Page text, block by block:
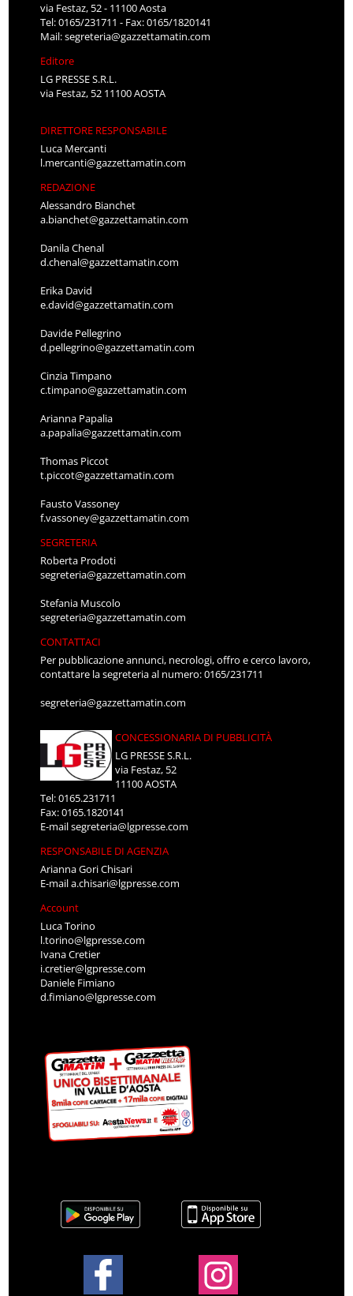
via Festaz, 52 - 11100 Aosta
Tel: 0165/231711 - Fax: 0165/1820141
Mail:segreteria@gazzettamatin.com
Editore
LG PRESSE S.R.L.
via Festaz, 52 11100 AOSTA
DIRETTORE RESPONSABILE
Luca Mercanti
l.mercanti@gazzettamatin.com
REDAZIONE
Alessandro Bianchet
a.bianchet@gazzettamatin.com
Danila Chenal
d.chenal@gazzettamatin.com
Erika David
e.david@gazzettamatin.com
Davide Pellegrino
d.pellegrino@gazzettamatin.com
Cinzia Timpano
c.timpano@gazzettamatin.com
Arianna Papalia
a.papalia@gazzettamatin.com
Thomas Piccot
t.piccot@gazzettamatin.com
Fausto Vassoney
f.vassoney@gazzettamatin.com
SEGRETERIA
Roberta Prodoti
segreteria@gazzettamatin.com
Stefania Muscolo
segreteria@gazzettamatin.com
CONTATTACI
Per pubblicazione annunci, necrologi, offro e cerco lavoro,
contattare la segreteria al numero: 0165/231711
segreteria@gazzettamatin.com
CONCESSIONARIA DI PUBBLICITÀ
LG PRESSE S.R.L.
via Festaz, 52
11100 AOSTA
Tel: 0165.231711
Fax: 0165.1820141
E-mailsegreteria@lgpresse.com
RESPONSABILE DI AGENZIA
Arianna Gori Chisari
E-maila.chisari@lgpresse.com
Account
Luca Torino
l.torino@lgpresse.com
Ivana Cretier
i.cretier@lgpresse.com
Daniele Fimiano
d.fimiano@lgpresse.com